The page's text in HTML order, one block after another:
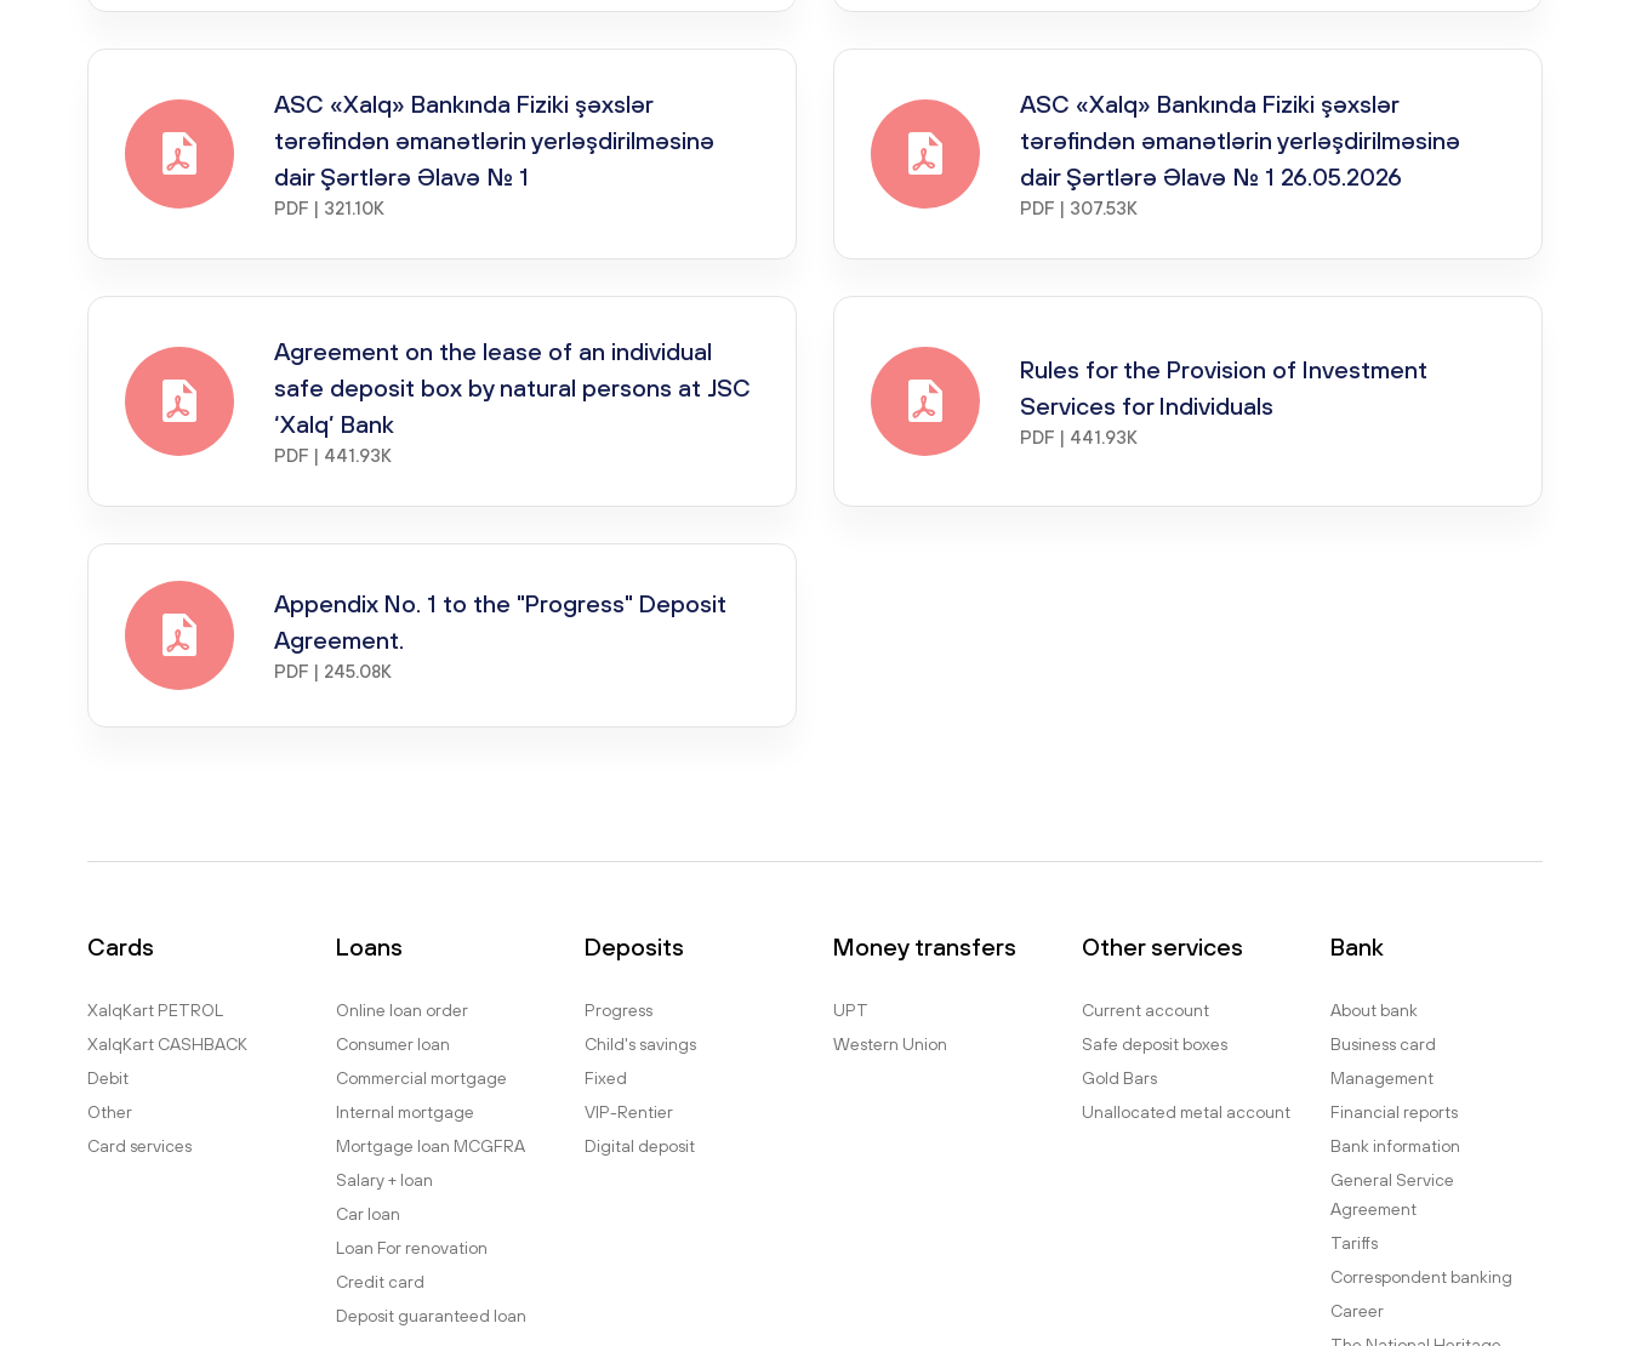
ASC «Xalq» Bankında Fiziki şəxslər
tərəfindən əmanətlərin yerləşdirilməsinə
dair Şərtlərə Əlavə № 1
PDF | 321.10K
ASC «Xalq» Bankında Fiziki şəxslər
tərəfindən əmanətlərin yerləşdirilməsinə
dair Şərtlərə Əlavə № 1 26.05.2026
PDF | 307.53K
Agreement on the lease of an individual
safe deposit box by natural persons at JSC
‘Xalq’ Bank
PDF | 441.93K
Rules for the Provision of Investment
Services for Individuals
PDF | 441.93K
Appendix No. 1 to the "Progress" Deposit
Agreement.
PDF | 245.08K
Cards
XalqKart PETROL
XalqKart CASHBACK
Debit
Other
Card services
Loans
Online loan order
Consumer loan
Commercial mortgage
Internal mortgage
Mortgage loan MCGFRA
Salary + loan
Car loan
Loan For renovation
Credit card
Deposit guaranteed loan
Deposits
Progress
Child's savings
Fixed
VIP-Rentier
Digital deposit
Money transfers
UPT
Western Union
Other services
Current account
Safe deposit boxes
Gold Bars
Unallocated metal account
Bank
About bank
Business card
Management
Financial reports
Bank information
General Service
Agreement
Tariffs
Correspondent banking
Career